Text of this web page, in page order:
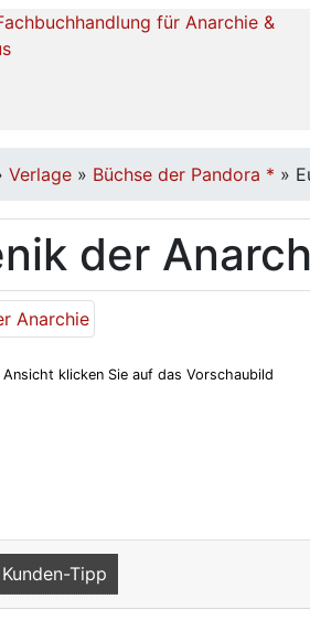
Verlage » Büchse der Pandora * »
der
klicken Sie auf das Vorschaubild
Kunden-Tipp